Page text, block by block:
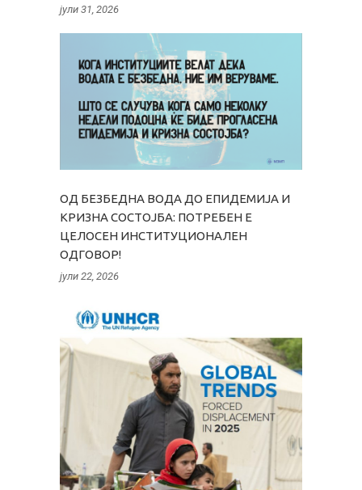
јули 31, 2026
ОД БЕЗБЕДНА ВОДА ДО ЕПИДЕМИЈА И
КРИЗНА СОСТОЈБА: ПОТРЕБЕН Е
ЦЕЛОСЕН ИНСТИТУЦИОНАЛЕН
ОДГОВОР!
јули 22, 2026